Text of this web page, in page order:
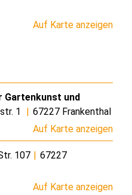
Auf Karte anzeigen
Gartenkunst und
1
67227 Frankenthal
Auf Karte anzeigen
107
67227
Auf Karte anzeigen